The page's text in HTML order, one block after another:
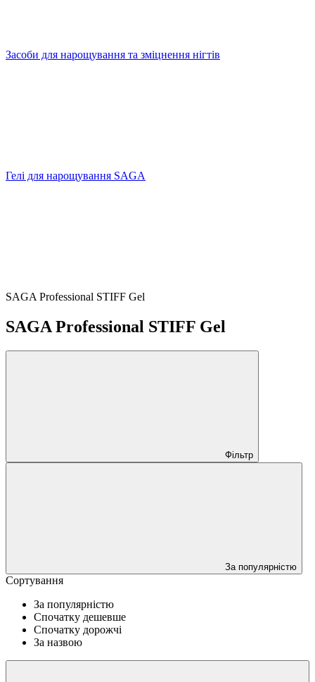
Засоби для нарощування та зміцнення нігтів
Гелі для нарощування SAGA
SAGA Professional STIFF Gel
SAGA Professional STIFF Gel
Фільтр
За популярністю
Сортування
За популярністю
Спочатку дешевше
Спочатку дорожчі
За назвою